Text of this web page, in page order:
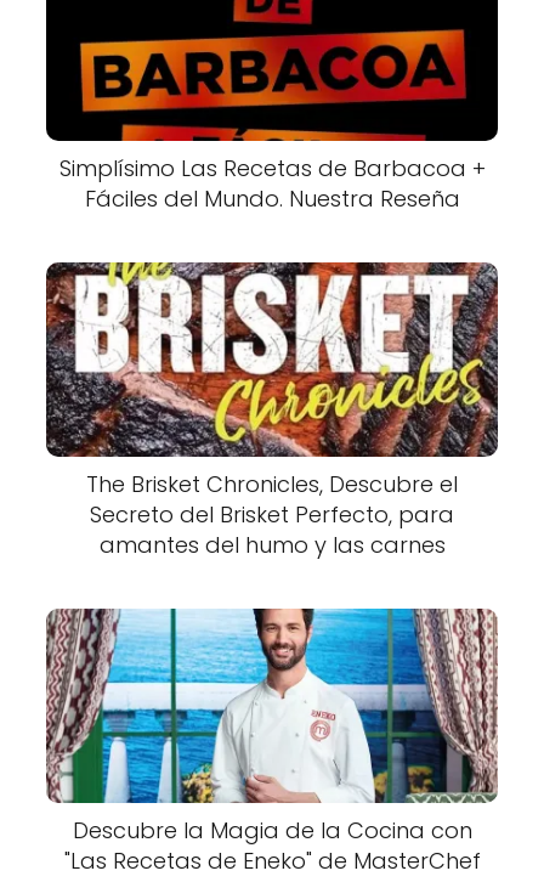
Simplísimo Las Recetas de Barbacoa +
Fáciles del Mundo. Nuestra Reseña
The Brisket Chronicles, Descubre el
Secreto del Brisket Perfecto, para
amantes del humo y las carnes
Descubre la Magia de la Cocina con
"Las Recetas de Eneko" de MasterChef